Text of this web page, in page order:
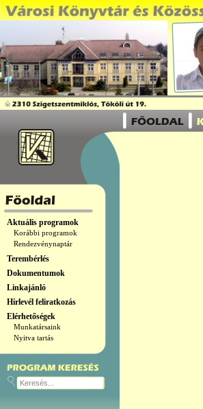
Aktuális programok
Korábbi programok
Rendezvénynaptár
Terembérlés
Dokumentumok
Linkajánló
Hírlevél feliratkozás
Elérhetőségek
Munkatársaink
Nyitva tartás